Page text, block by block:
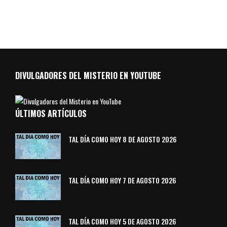
DIVULGADORES DEL MISTERIO EN YOUTUBE
ÚLTIMOS ARTÍCULOS
TAL DÍA COMO HOY 8 DE AGOSTO 2026
TAL DÍA COMO HOY 7 DE AGOSTO 2026
TAL DÍA COMO HOY 5 DE AGOSTO 2026